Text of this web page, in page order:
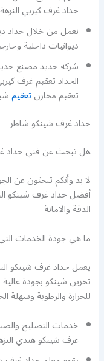
حداد غرف كيربي النزهة
نعمل من خلال حداد
ديوانيات داخلية
شركة حديد مصنع
الحداد تعقيم غرف
تعقيم مخازنتعقيم
حداد غرف شينكو شاطر
هل تبحث عن فني حداد
لا بد وأنكم تبحثون عن
أفضل حداد غرف شينكو
الدقة والامانة
ما هي جودة الخدمات
يعمل حداد غرف شينكو
تخزين شينكو بجودة
للحرارة والرطوبة وسهلة
خدمات التصليح
غرف شينكو هندي